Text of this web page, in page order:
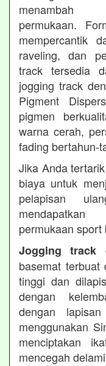
menambah
permukaan.
mempercantik
raveling, dan
track tersedia
jogging track
Pigment
pigmen
warna cerah,
fading bertahun-
Jika Anda
biaya untuk
pelapisan
permukaan
Jogging track
basemat
tinggi dan
dengan
dengan
menggunakan
menciptakan
mencegah